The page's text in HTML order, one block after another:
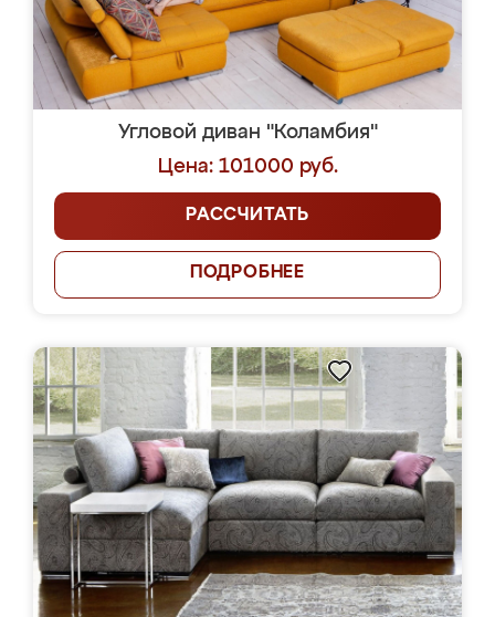
Угловой диван "Коламбия"
Цена: 101000 руб.
РАССЧИТАТЬ
ПОДРОБНЕЕ